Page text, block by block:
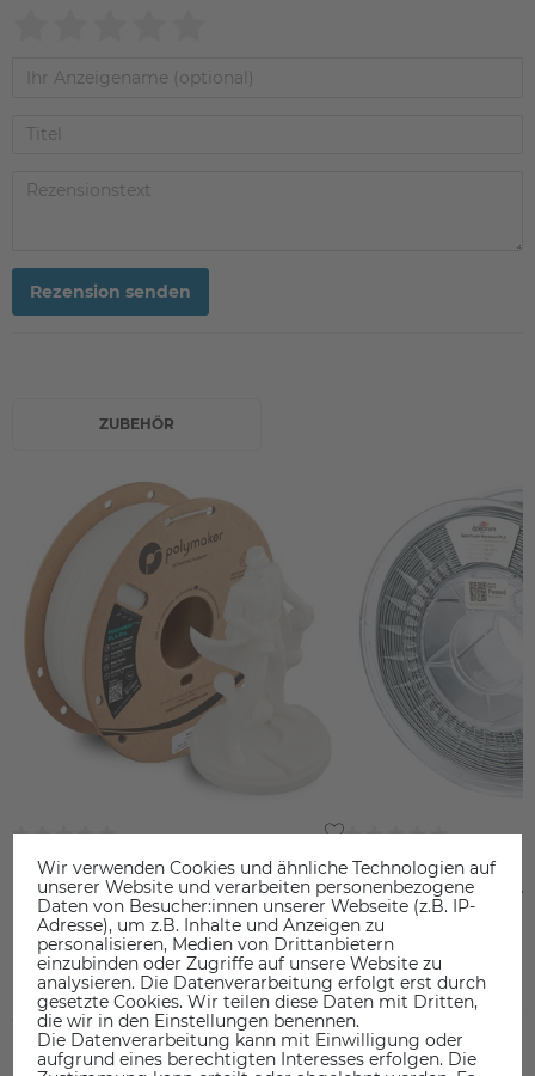
Rezension senden
ZUBEHÖR
Polymaker™ PLA Pro (Formerly
PolySonic™ PLA Pro)
24,90 €
inkl. ges. MwSt.
ab Lager > Lieferzeit 1-3 Werktage
Spectrum Huracan
28,90 €
inkl. ges. MwSt.
ab Lager > Lieferzeit 1-3
Wir verwenden Cookies und ähnliche Technologien auf
unserer Website und verarbeiten personenbezogene
Daten von Besucher:innen unserer Webseite (z.B. IP-
Adresse), um z.B. Inhalte und Anzeigen zu
personalisieren, Medien von Drittanbietern
einzubinden oder Zugriffe auf unsere Website zu
analysieren. Die Datenverarbeitung erfolgt erst durch
gesetzte Cookies. Wir teilen diese Daten mit Dritten,
die wir in den Einstellungen benennen.
Die Datenverarbeitung kann mit Einwilligung oder
aufgrund eines berechtigten Interesses erfolgen. Die